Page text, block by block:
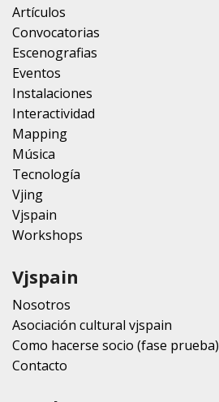
Artículos
Convocatorias
Escenografias
Eventos
Instalaciones
Interactividad
Mapping
Música
Tecnología
Vjing
Vjspain
Workshops
Vjspain
Nosotros
Asociación cultural vjspain
Como hacerse socio (fase prueba)
Contacto